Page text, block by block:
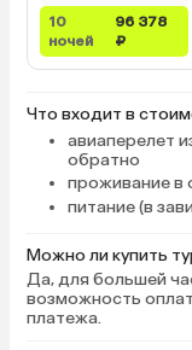
10
ночей
96 378
₽
Что входит в
авиаперелет
обратно
проживание в
питание (в
Можно ли купить
Да, для большей
возможность
платежа.